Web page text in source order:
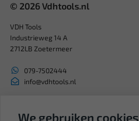
© 2026 Vdhtools.nl
VDH Tools
Industrieweg 14 A
2712LB Zoetermeer
079-7502444
info@vdhtools.nl
BTW: NL819958657B01
We gebruiken cookies